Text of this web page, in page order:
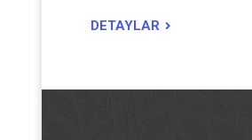
DETAYLAR